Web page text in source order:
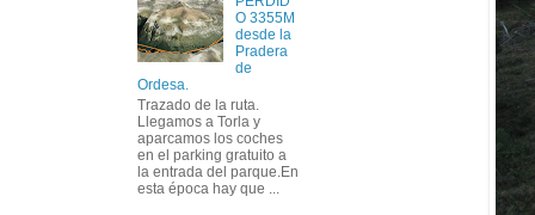
O 3355M
desde la
Pradera
de
Ordesa.
Trazado de la ruta.
Llegamos a Torla y
aparcamos los coches
en el parking gratuito a
la entrada del parque.En
esta época hay que ...